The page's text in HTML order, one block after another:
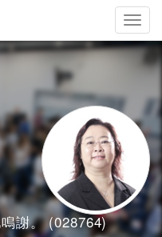
Toggle
謝。 (028764)